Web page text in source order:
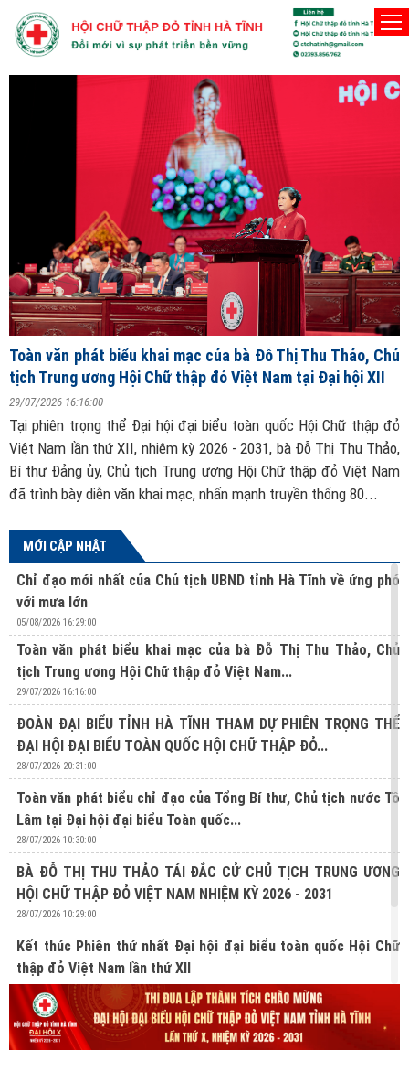
Thứ Năm, 6/8/2026Người Hội viên Hội Chữ thập đỏ phải thật sự vì lợi ích của nhân
Toàn văn phát biểu khai mạc của bà Đỗ Thị Thu Thảo, Chủ
tịch Trung ương Hội Chữ thập đỏ Việt Nam tại Đại hội XII
29/07/2026 16:16:00
Tại phiên trọng thể Đại hội đại biểu toàn quốc Hội Chữ thập đỏ
Việt Nam lần thứ XII, nhiệm kỳ 2026 - 2031, bà Đỗ Thị Thu Thảo,
Bí thư Đảng ủy, Chủ tịch Trung ương Hội Chữ thập đỏ Việt Nam
đã trình bày diễn văn khai mạc, nhấn mạnh truyền thống 80...
MỚI CẬP NHẬT
Chỉ đạo mới nhất của Chủ tịch UBND tỉnh Hà Tĩnh về ứng phó
với mưa lớn
05/08/2026 16:29:00
Toàn văn phát biểu khai mạc của bà Đỗ Thị Thu Thảo, Chủ
tịch Trung ương Hội Chữ thập đỏ Việt Nam...
29/07/2026 16:16:00
ĐOÀN ĐẠI BIỂU TỈNH HÀ TĨNH THAM DỰ PHIÊN TRỌNG THỂ
ĐẠI HỘI ĐẠI BIỂU TOÀN QUỐC HỘI CHỮ THẬP ĐỎ...
28/07/2026 20:31:00
Toàn văn phát biểu chỉ đạo của Tổng Bí thư, Chủ tịch nước Tô
Lâm tại Đại hội đại biểu Toàn quốc...
28/07/2026 10:30:00
BÀ ĐỖ THỊ THU THẢO TÁI ĐẮC CỬ CHỦ TỊCH TRUNG ƯƠNG
HỘI CHỮ THẬP ĐỎ VIỆT NAM NHIỆM KỲ 2026 - 2031
28/07/2026 10:29:00
Kết thúc Phiên thứ nhất Đại hội đại biểu toàn quốc Hội Chữ
thập đỏ Việt Nam lần thứ XII
27/07/2026 10:31:00
Lan tỏa nghĩa cử hiến mô, tạng từ Chương trình “Hành trình
Đỏ” lần thứ V tại Hà Tĩnh